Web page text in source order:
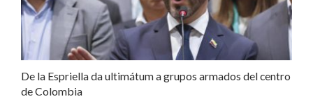
De la Espriella da ultimátum a grupos armados del centro
de Colombia